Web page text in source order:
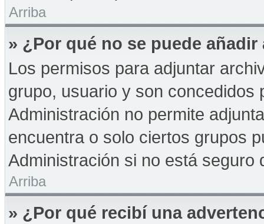
Arriba
» ¿Por qué no se puede
Los permisos para adjuntar
grupo, usuario y son concedidos
Administración no permite
encuentra o solo ciertos grupos
Administración si no está seguro
Arriba
» ¿Por qué recibí una